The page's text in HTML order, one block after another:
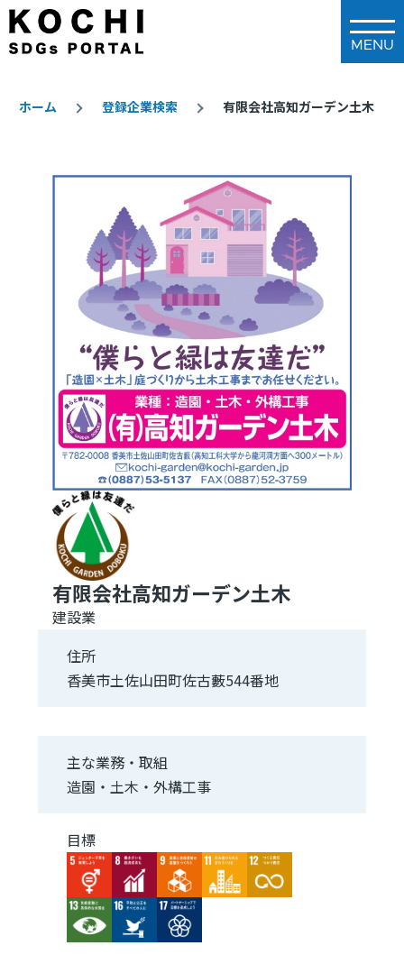
メインコンテンツに移動
ン
ホーム 登録企業検索 有限会社高知ガーデン土木
有限会社高知ガーデン土木
建設業
住所
香美市土佐山田町佐古藪544番地
主な業務・取組
造園・土木・外構工事
目標
Image Image Image Image Image
Image Image Image